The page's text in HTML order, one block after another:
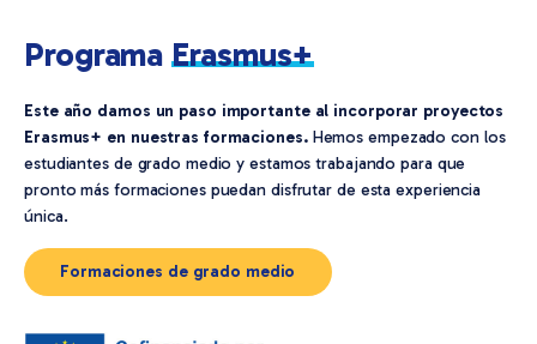
ProgramaErasmus+
Este año damos un paso importante al incorporar proyectos
Erasmus+ en nuestras formaciones. Hemos empezado con los
estudiantes de grado medio y estamos trabajando para que
pronto más formaciones puedan disfrutar de esta experiencia
única.
Formaciones de grado medio